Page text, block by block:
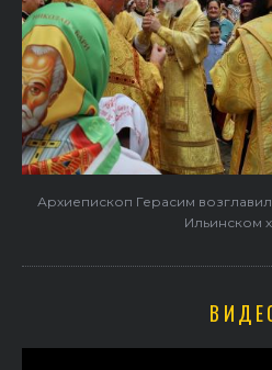
Архиепископ Герасим
Ильинском